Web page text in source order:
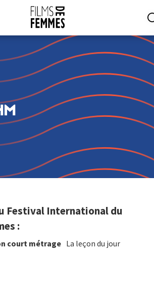
Festival International du
:
court métrage La leçon du jour